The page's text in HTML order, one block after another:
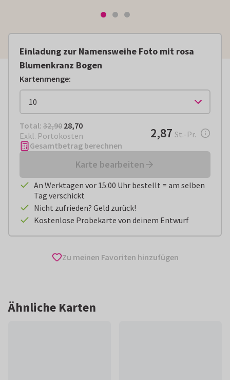
Einladung zur Namensweihe Foto mit rosa
Blumenkranz Bogen
Kartenmenge:
Total: € 28,70
Total: 32,90 28,70
Exkl. Portokosten
€ 2,87pro Stück
2,87 St.-Pr.
Gesamtbetrag berechnen
Karte bearbeiten
An Werktagen vor 15:00 Uhr bestellt = am selben
Tag verschickt
Nicht zufrieden? Geld zurück!
Kostenlose Probekarte von deinem Entwurf
Zu meinen Favoriten hinzufügen
Ähnliche Karten